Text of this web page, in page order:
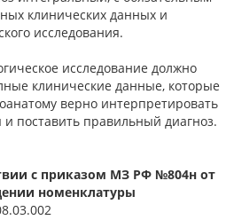
клинических данных и
исследования.
исследование должно
клинические данные, которые
верно интерпретировать
поставить правильный диагноз.
с приказом МЗ РФ №804н от
номенклатуры